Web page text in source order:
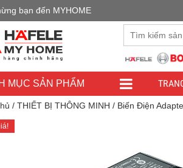
bạn đến MYHOME
MỤC SẢN PHẨM
/ THIẾT BỊ THÔNG MINH / Biến Điện
Đây là cửa